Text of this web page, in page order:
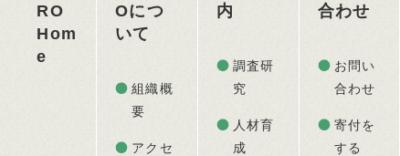
RO
Hom
e
Oにつ
いて
組織概
要
アクセ
内
調査研
究
人材育
成
合わせ
お問い
合わせ
寄付を
する